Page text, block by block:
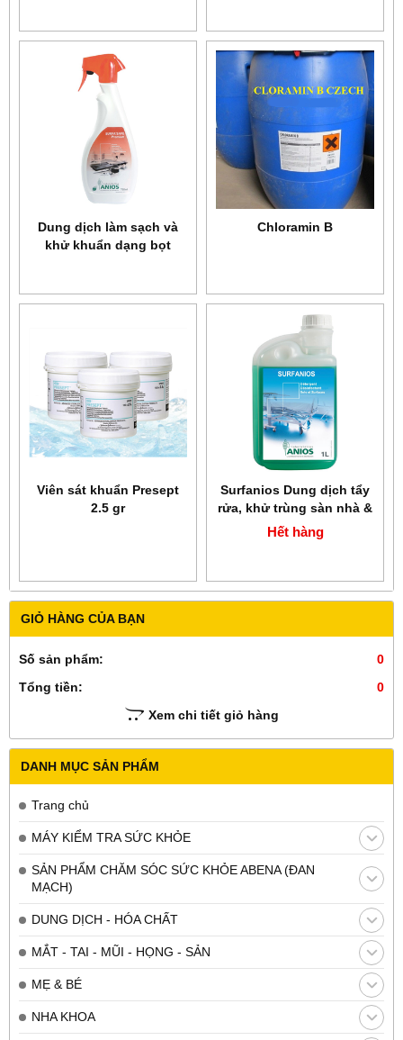
GIỎ HÀNG CỦA BẠN
Số sản phẩm:
0
Tổng tiền:
0
Xem chi tiết giỏ hàng
DANH MỤC SẢN PHẨM
Trang chủ
MÁY KIỂM TRA SỨC KHỎE
SẢN PHẨM CHĂM SÓC SỨC KHỎE ABENA (ĐAN
MẠCH)
DUNG DỊCH - HÓA CHẤT
MẮT - TAI - MŨI - HỌNG - SẢN
MẸ & BÉ
NHA KHOA
Dung dịch làm sạch và
khử khuẩn dạng bọt
Chloramin B
Viên sát khuẩn Presept
2.5 gr
Surfanios Dung dịch tẩy
rửa, khử trùng sàn nhà &
các bề mặt
Hết hàng